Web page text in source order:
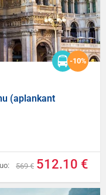
-10%
(aplankant
569 € 512.10 €